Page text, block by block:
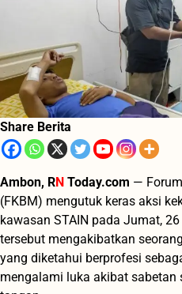
Share Berita
Ambon, RN Today.com —
(FKBM) mengutuk keras aksi
kawasan STAIN pada Jumat,
tersebut mengakibatkan
yang diketahui berprofesi
mengalami luka akibat sabetan